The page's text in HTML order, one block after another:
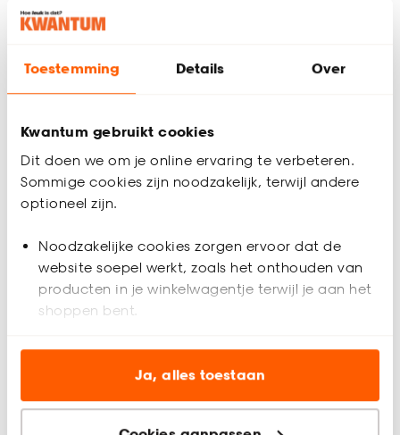
Toestemming Details Over
Kwantum gebruikt cookies
Dit doen we om je online ervaring te verbeteren.
Sommige cookies zijn noodzakelijk, terwijl andere
optioneel zijn.
Noodzakelijke cookies zorgen ervoor dat de
website soepel werkt, zoals het onthouden van
producten in je winkelwagentje terwijl je aan het
shoppen bent.
Analytische cookies (optioneel) helpen ons de
website te verbeteren voor jou en al onze andere
Ja, alles toestaan
Hulp nodig? Wij regelen het voor je!
Bestel een kleurstaal
Inmeethulp
Productomschrijving
100% polyester
Keurmerk Oekotex
Inbetween Joan Off-White is gemaakt van 100% polyester.
lichtdoorlatend en daarom ideaal voor de woonkamer, waar
je veel lichtinval en privacy wil.
Deze stof is gemaakt in een omgeving die veilig is voor mens
Productspecificaties